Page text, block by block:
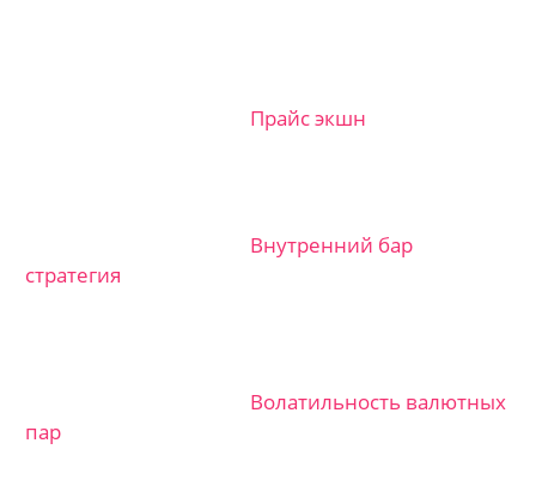
Прайс экшн
Внутренний бар
стратегия
Волатильность валютных
пар